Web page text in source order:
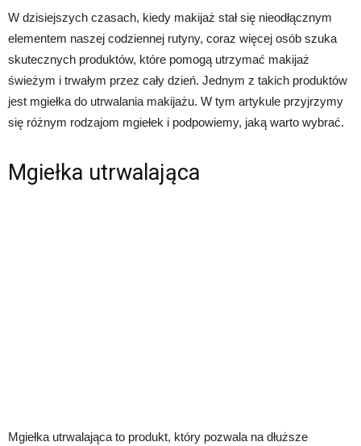
W dzisiejszych czasach, kiedy makijaż stał się nieodłącznym
elementem naszej codziennej rutyny, coraz więcej osób szuka
skutecznych produktów, które pomogą utrzymać makijaż
świeżym i trwałym przez cały dzień. Jednym z takich produktów
jest mgiełka do utrwalania makijażu. W tym artykule przyjrzymy
się różnym rodzajom mgiełek i podpowiemy, jaką warto wybrać.
Mgiełka utrwalająca
Mgiełka utrwalająca to produkt, który pozwala na dłuższe